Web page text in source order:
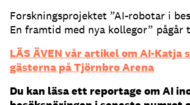
Forskningsprojektet ”AI-robotar i
En framtid med nya kollegor” pågår
LÄS ÄVEN vår artikel om AI-Katja
gästerna på Tjörnbro Arena
Du kan läsa ett reportage om AI